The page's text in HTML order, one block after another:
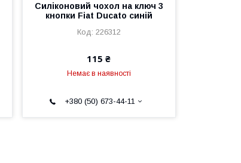
Силіконовий чохол на ключ 3
кнопки Fiat Ducato синій
226312
115 ₴
Немає в наявності
+380 (50) 673-44-11